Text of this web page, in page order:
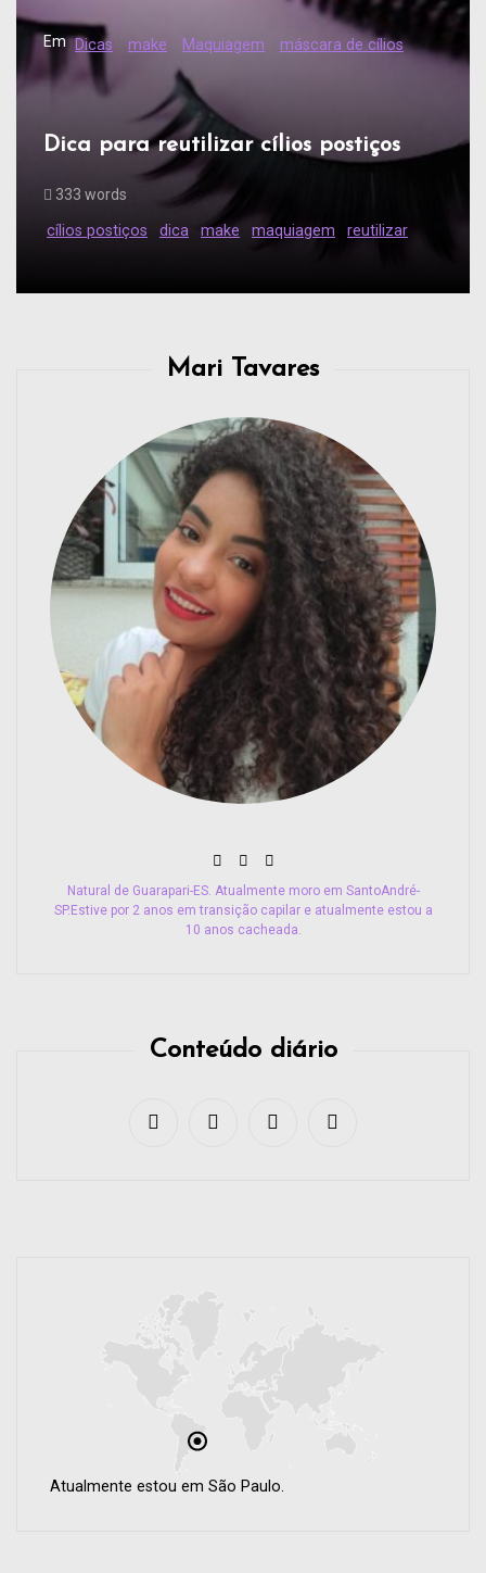
Em Dicas make Maquiagem máscara de cílios
Dica para reutilizar cílios postiços
333 words
cílios postiços dica make maquiagem reutilizar
Mari Tavares
Natural de Guarapari-ES. Atualmente moro em SantoAndré-
SP.Estive por 2 anos em transição capilar e atualmente estou a
10 anos cacheada.
Conteúdo diário
Atualmente estou em São Paulo.